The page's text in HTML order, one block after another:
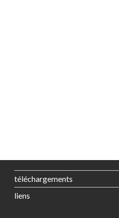
téléchargements
liens